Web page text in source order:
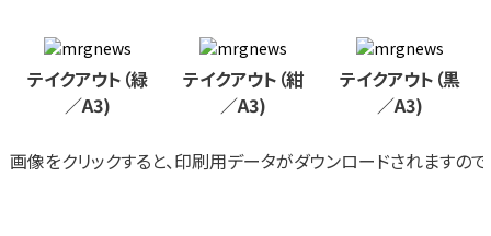
テイクアウト（緑
／A3)
テイクアウト（紺
／A3)
テイクアウト（黒
／A3)
画像をクリックすると、印刷用データがダウンロードされますので